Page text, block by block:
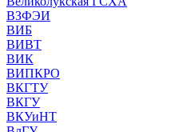
ВЗФЭИ
ВИБ
ВИВТ
ВИК
ВИПКРО
ВКГТУ
ВКГУ
ВКУиНТ